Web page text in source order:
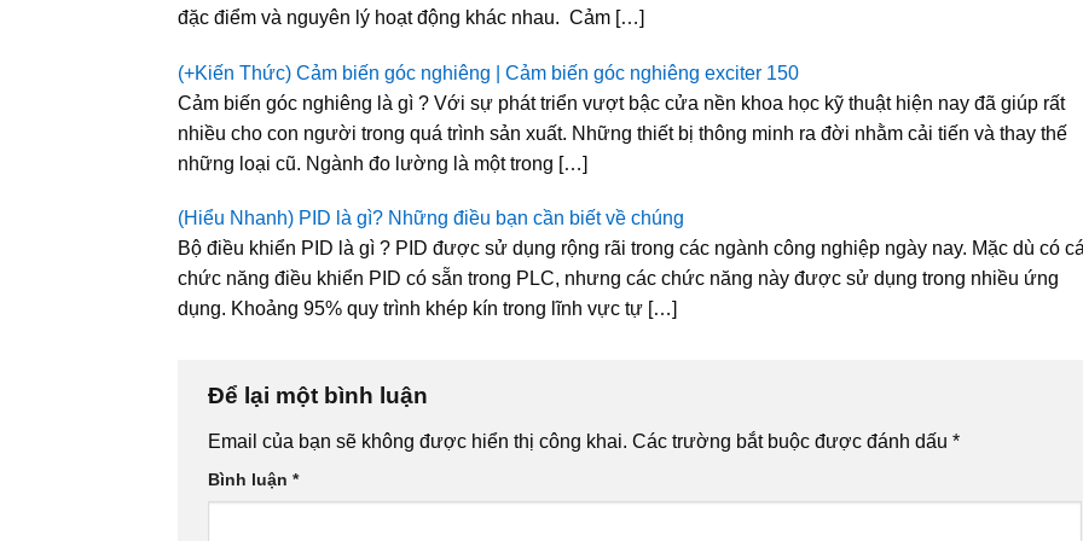
đặc điểm và nguyên lý hoạt động khác nhau. Cảm […]
(+Kiến Thức) Cảm biến góc nghiêng | Cảm biến góc nghiêng exciter 150
Cảm biến góc nghiêng là gì ? Với sự phát triển vượt bậc cửa nền khoa học kỹ thuật hiện nay đã giúp rất
nhiều cho con người trong quá trình sản xuất. Những thiết bị thông minh ra đời nhằm cải tiến và thay thế
những loại cũ. Ngành đo lường là một trong […]
(Hiểu Nhanh) PID là gì? Những điều bạn cần biết về chúng
Bộ điều khiển PID là gì ? PID được sử dụng rộng rãi trong các ngành công nghiệp ngày nay. Mặc dù có
chức năng điều khiển PID có sẵn trong PLC, nhưng các chức năng này được sử dụng trong nhiều ứng
dụng. Khoảng 95% quy trình khép kín trong lĩnh vực tự […]
Để lại một bình luận
Email của bạn sẽ không được hiển thị công khai. Các trường bắt buộc được đánh dấu *
Bình luận *